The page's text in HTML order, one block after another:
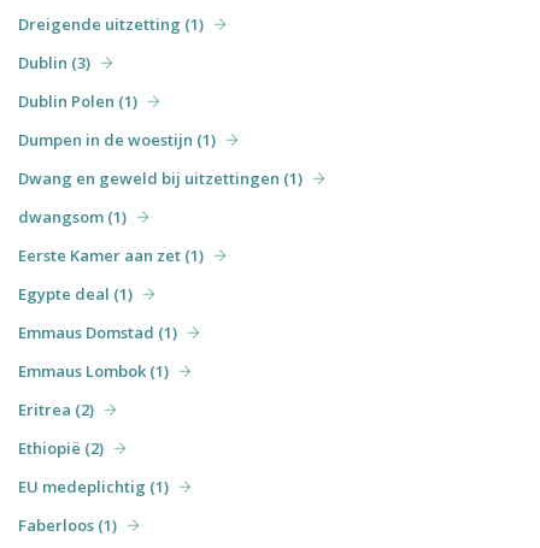
Dreigende uitzetting (1)
Dublin (3)
Dublin Polen (1)
Dumpen in de woestijn (1)
Dwang en geweld bij uitzettingen (1)
dwangsom (1)
Eerste Kamer aan zet (1)
Egypte deal (1)
Emmaus Domstad (1)
Emmaus Lombok (1)
Eritrea (2)
Ethiopië (2)
EU medeplichtig (1)
Faberloos (1)